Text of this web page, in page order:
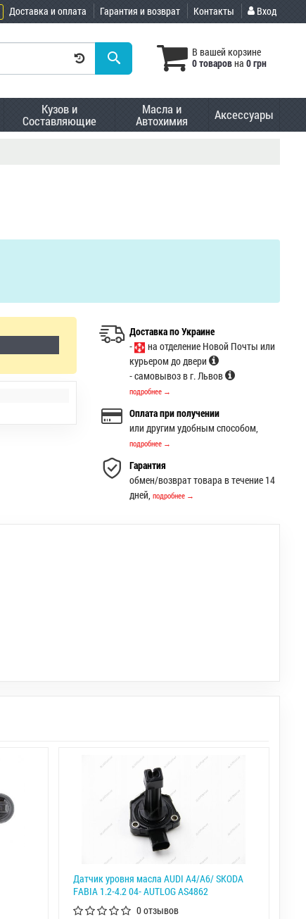
Доставка и оплата Гарантия и возврат Контакты Вход
В вашей корзине
0 товаровна 0 грн
Кузов и
Составляющие
Масла и
Автохимия Аксессуары
Доставка по Украине
-
на отделение Новой Почты или
курьером до двери
- самовывоз в г. Львов
подробнее →
Оплата при получении
или другим удобным способом,
подробнее →
Гарантия
обмен/возврат товара в течение 14
дней,подробнее →
Датчик уровня масла AUDI A4/A6/ SKODA
FABIA 1.2-4.2 04- AUTLOG AS4862
0 отзывов